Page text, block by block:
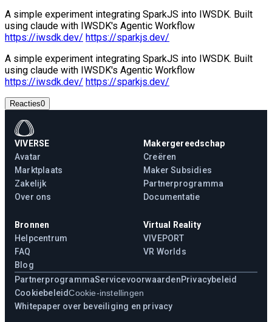
A simple experiment integrating SparkJS into IWSDK. Built
using claude with IWSDK's Agentic Workflow
https://iwsdk.dev/ https://sparkjs.dev/
A simple experiment integrating SparkJS into IWSDK. Built
using claude with IWSDK's Agentic Workflow
https://iwsdk.dev/ https://sparkjs.dev/
Reacties0
VIVERSE
Avatar
Marktplaats
Zakelijk
Over ons
Makergereedschap
Creëren
Maker Subsidies
Partnerprogramma
Documentatie
Bronnen
Helpcentrum
FAQ
Blog
Virtual Reality
VIVEPORT
VR Worlds
PartnerprogrammaServicevoorwaardenPrivacybeleid
CookiebeleidCookie-instellingen
Whitepaper over beveiliging en privacy